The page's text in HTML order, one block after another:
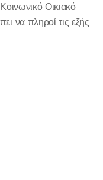
Οικιακό
να πληροί τις εξής